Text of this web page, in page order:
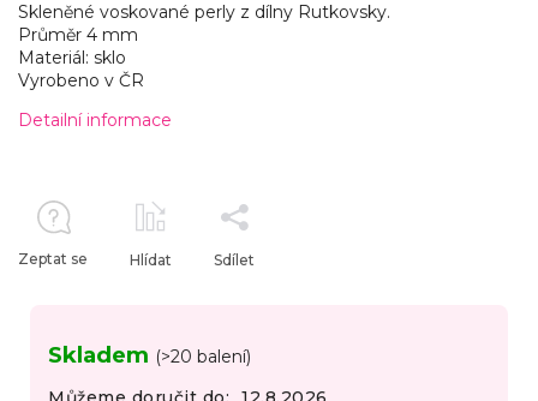
Skladem (>20 balení)
Skleněné voskované perly z dílny Rutkovsky.
Průměr 4 mm
Materiál: sklo
Vyrobeno v ČR
Detailní informace
Zeptat se Hlídat Sdílet